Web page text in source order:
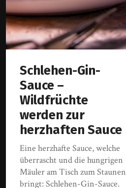
Schlehen-Gin-
Sauce –
Wildfrüchte
werden zur
herzhaften Sauce
Eine herzhafte Sauce, welche
überrascht und die hungrigen
Mäuler am Tisch zum Staunen
bringt: Schlehen-Gin-Sauce.